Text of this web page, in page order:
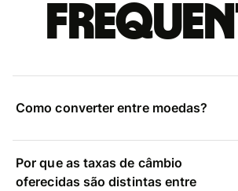
Como converter entre moedas?
Por que as taxas de câmbio
oferecidas são distintas entre